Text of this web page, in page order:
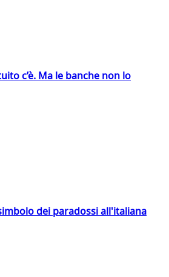
c’è. Ma le banche non lo
dei paradossi all'italiana